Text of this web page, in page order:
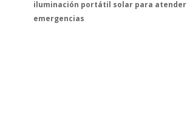
iluminación portátil solar para atender
emergencias